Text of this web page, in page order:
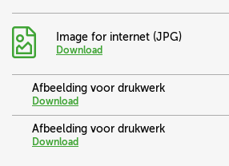
Image for internet (JPG)
Download
Afbeelding voor drukwerk
Download
Afbeelding voor drukwerk
Download